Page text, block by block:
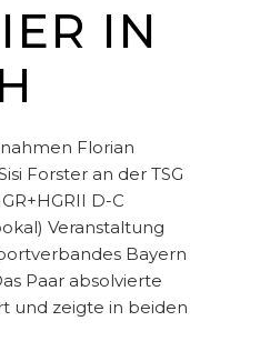
IN
Florian
Forster an der TSG
D-C
Veranstaltung
Bayern
Paar absolvierte
und zeigte in beiden